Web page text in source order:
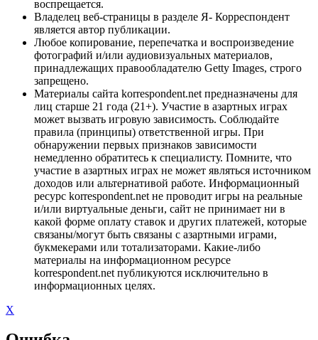
воспрещается.
Владелец веб-страницы в разделе Я- Корреспондент
является автор публикации.
Любое копирование, перепечатка и воспроизведение
фотографий и/или аудиовизуальных материалов,
принадлежащих правообладателю Getty Images, строго
запрещено.
Материалы сайта korrespondent.net предназначены для
лиц старше 21 года (21+). Участие в азартных играх
может вызвать игровую зависимость. Соблюдайте
правила (принципы) ответственной игры. При
обнаружении первых признаков зависимости
немедленно обратитесь к специалисту. Помните, что
участие в азартных играх не может являться источником
доходов или альтернативой работе. Информационный
ресурс korrespondent.net не проводит игры на реальные
и/или виртуальные деньги, сайт не принимает ни в
какой форме оплату ставок и других платежей, которые
связаны/могут быть связаны с азартными играми,
букмекерами или тотализаторами. Какие-либо
материалы на информационном ресурсе
korrespondent.net публикуются исключительно в
информационных целях.
X